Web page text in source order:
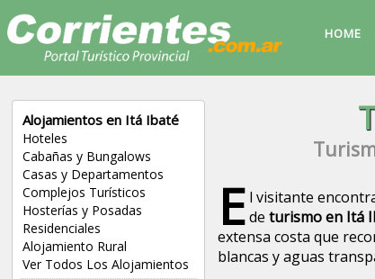
HOME
Alojamientos en Itá Ibaté
Hoteles
Cabañas y Bungalows
Casas y Departamentos
Complejos Turísticos
Hosterías y Posadas
Residenciales
Alojamiento Rural
Ver Todos Los Alojamientos
E l visitante
de turismo en Itá
extensa costa que
blancas y aguas